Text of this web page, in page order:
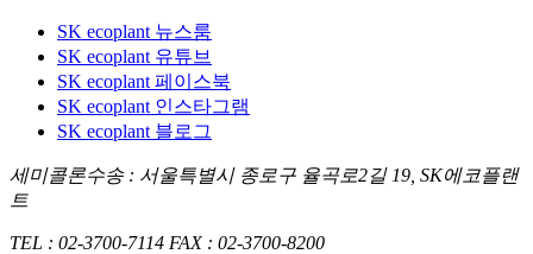
SK ecoplant 뉴스룸
SK ecoplant 유튜브
SK ecoplant 페이스북
SK ecoplant 인스타그램
SK ecoplant 블로그
세미콜론수송 : 서울특별시 종로구 율곡로2길 19, SK에코플랜
트
TEL : 02-3700-7114 FAX : 02-3700-8200